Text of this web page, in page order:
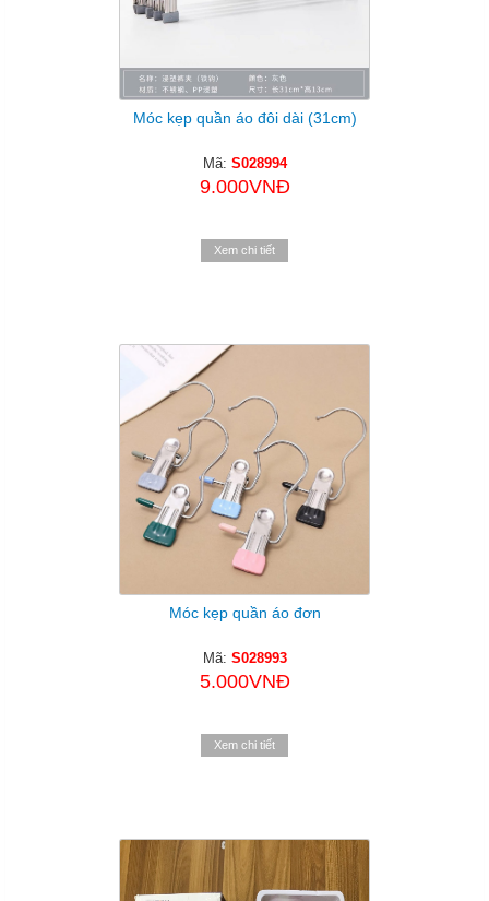
Móc kẹp quần áo đôi dài (31cm)
Mã: S028994
9.000VNĐ
Xem chi tiết
Móc kẹp quần áo đơn
Mã: S028993
5.000VNĐ
Xem chi tiết